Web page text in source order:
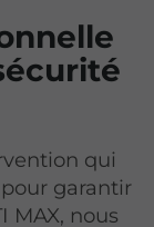
qui
garantir
MAX, nous